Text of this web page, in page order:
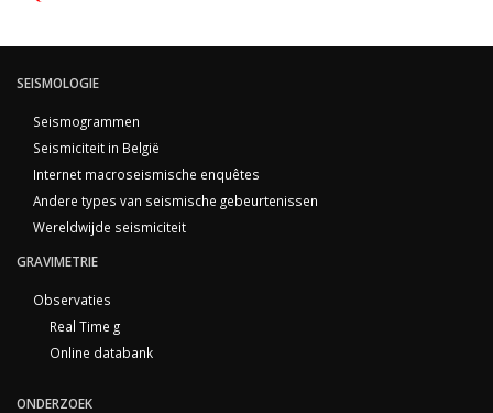
SEISMOLOGIE
Seismogrammen
Seismiciteit in België
Internet macroseismische enquêtes
Andere types van seismische gebeurtenissen
Wereldwijde seismiciteit
GRAVIMETRIE
Observaties
Real Time g
Online databank
ONDERZOEK